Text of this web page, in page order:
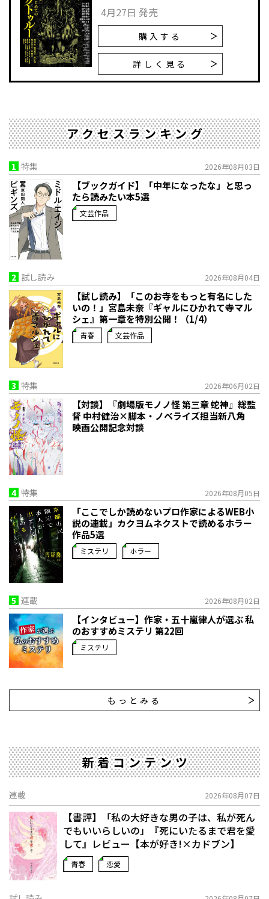
4月27日 発売
購入する
詳しく見る
アクセスランキング
1 特集 2026年08月03日
【ブックガイド】「中年になったな」と思っ
たら読みたい本5選
文芸作品
2 試し読み 2026年08月04日
【試し読み】「このお寺をもっと有名にした
いの！」宮島未奈『ギャルにひかれて寺マル
シェ』第一章を特別公開！（1/4）
青春 文芸作品
3 特集 2026年06月02日
【対談】『劇場版モノノ怪 第三章 蛇神』総監
督 中村健治×脚本・ノベライズ担当新八角
映画公開記念対談
4 特集 2026年08月05日
「ここでしか読めないプロ作家によるWEB小
説の連載」――カクヨムネクストで読めるホラー
作品5選
ミステリ ホラー
5 連載 2026年08月02日
【インタビュー】作家・五十嵐律人が選ぶ 私
のおすすめミステリ 第22回
ミステリ
もっとみる
新着コンテンツ
連載 2026年08月07日
【書評】「私の大好きな男の子は、私が死ん
でもいいらしいの」――『死にいたるまで君を愛
して』レビュー【本が好き!×カドブン】
青春 恋愛